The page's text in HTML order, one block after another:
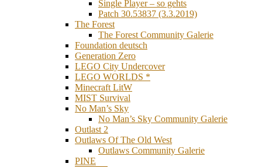
Single Player – so gehts
Patch 30.53837 (3.3.2019)
The Forest
The Forest Community Galerie
Foundation deutsch
Generation Zero
LEGO City Undercover
LEGO WORLDS *
Minecraft LitW
MIST Survival
No Man’s Sky
No Man’s Sky Community Galerie
Outlast 2
Outlaws Of The Old West
Outlaws Community Galerie
PINE